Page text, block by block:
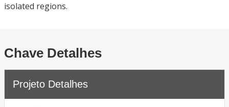
isolated regions.
Chave Detalhes
Projeto Detalhes